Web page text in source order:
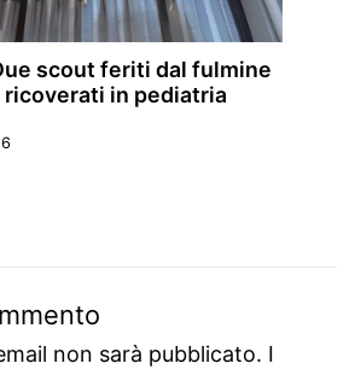
scout feriti dal fulmine
ricoverati in pediatria
non sarà pubblicato. I